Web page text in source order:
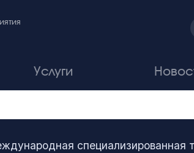
Услуги
специализированная